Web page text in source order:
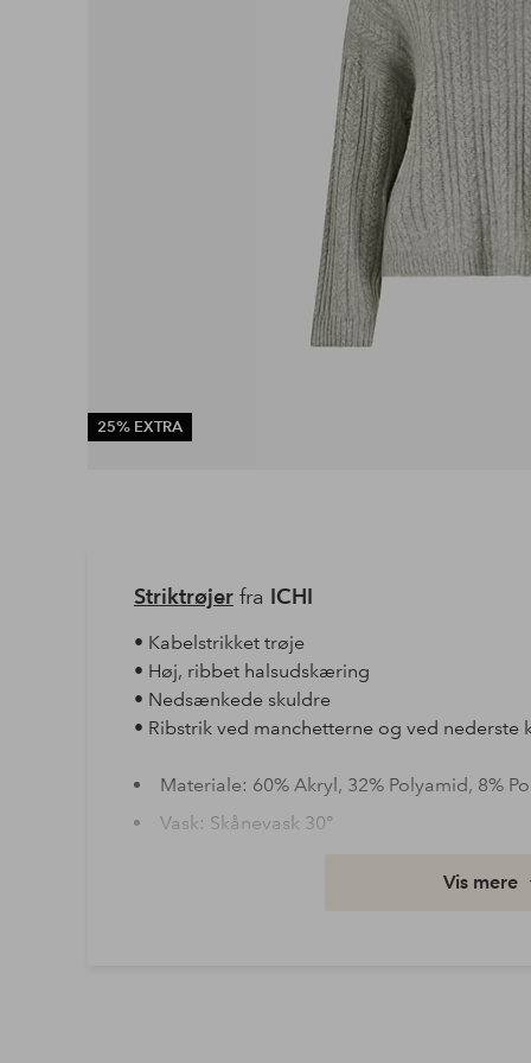
25% EXTRA
Striktrøjerfra ICHI
• Kabelstrikket trøje
• Høj, ribbet halsudskæring
• Nedsænkede skuldre
• Ribstrik ved manchetterne og ved nederste
Materiale: 60% Akryl, 32% Polyamid, 8%
Vask: Skånevask 30°
Vis mere